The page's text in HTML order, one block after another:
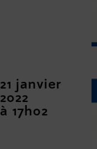
21 janvier
2022
à 17h02